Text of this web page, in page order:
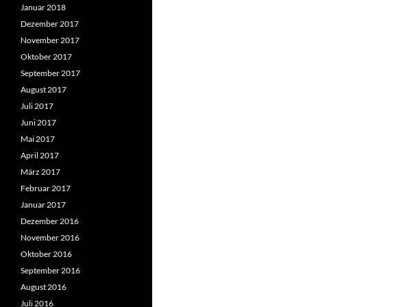
Januar 2018
Dezember 2017
November 2017
Oktober 2017
September 2017
August 2017
Juli 2017
Juni 2017
Mai 2017
April 2017
März 2017
Februar 2017
Januar 2017
Dezember 2016
November 2016
Oktober 2016
September 2016
August 2016
Juli 2016